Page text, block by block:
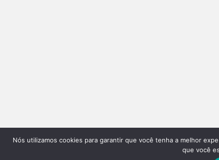
Nós utilizamos cookies para garantir que você tenha a melhor
que você